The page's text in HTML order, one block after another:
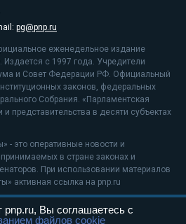
pg@pnp.ru
еженедельное издание
с 1997 года. Учредители
и Совет Федерации РФ. Официальный
законов, федеральных
Собрания. «Парламентская
и представительства в десяти субъектах
- это оперативные новости и
в стране законах и
При использовании материалов
активная ссылка на pnp.ru
применяютсярекомендательные
pnp.ru, Вы соглашаетесь с
файлов cookie